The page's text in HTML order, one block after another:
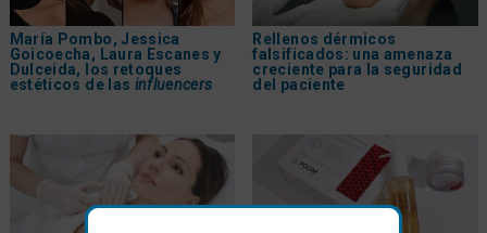
María Pombo, Jessica
Goicoecha, Laura Escanes y
Dulceida, los retoques
estéticos de las influencers
Rellenos dérmicos
falsificados: una amenaza
creciente para la seguridad
del paciente